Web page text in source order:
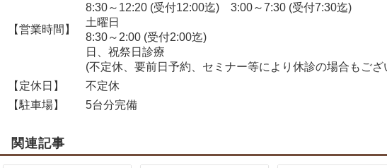
【営業時間】
8:30～12:20 (受付12:00迄) 3:00～7:30 (受付7:30迄)
土曜日
8:30～2:00 (受付2:00迄)
日、祝祭日診療
(不定休、要前日予約、セミナー等により休診の場合もござ
【定休日】
不定休
【駐車場】
5台分完備
関連記事